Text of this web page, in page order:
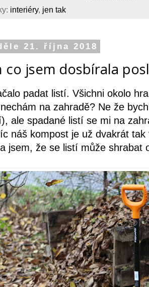
interiéry, jen tak
21. října 2018
co jsem dosbírala
padat listí. Všichni okolo
na zahradě? Ne že
ale spadané listí se mi na
náš kompost je už dvakrát tak
jsem, že se listí může shrabat